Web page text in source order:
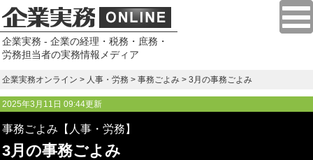
企業実務 - 企業の経理・税務・庶務・
労務担当者の実務情報メディア
企業実務オンライン > 人事・労務 > 事務ごよみ > 3月の事務ごよみ
2025年3月11日 09:44更新
事務ごよみ【人事・労務】
3月の事務ごよみ